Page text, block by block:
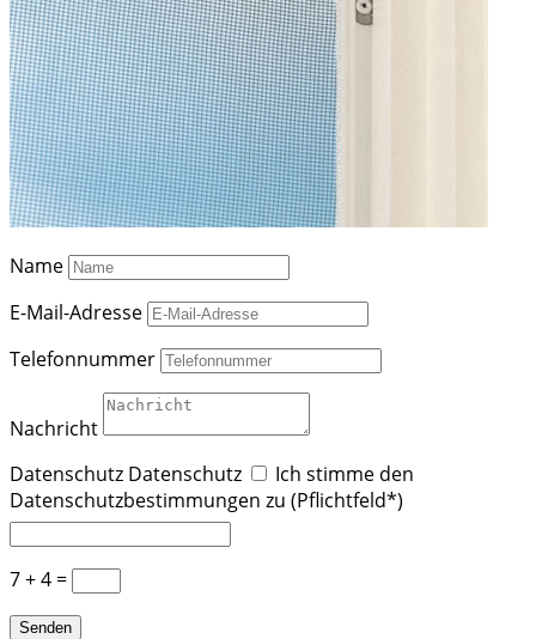
Name
E-Mail-Adresse
Telefonnummer
Nachricht
Datenschutz Datenschutz
Ich stimme den
Datenschutzbestimmungen zu (Pflichtfeld*)
7 + 4 =
Senden